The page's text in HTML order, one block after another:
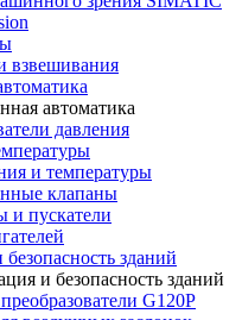
взвешивания
автоматика
давления
и температуры
клапаны
и пускатели
зданий
и безопасность зданий
G120P